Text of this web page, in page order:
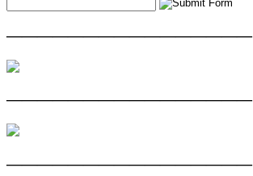
————————————————
————————————————
————————————————